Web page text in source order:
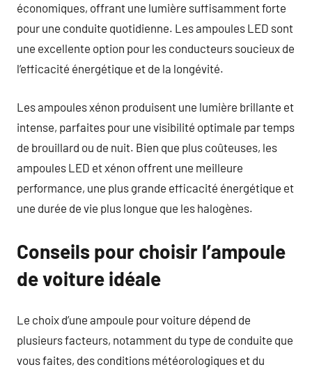
économiques, offrant une lumière suffisamment forte
pour une conduite quotidienne. Les ampoules LED sont
une excellente option pour les conducteurs soucieux de
l’efficacité énergétique et de la longévité.
Les ampoules xénon produisent une lumière brillante et
intense, parfaites pour une visibilité optimale par temps
de brouillard ou de nuit. Bien que plus coûteuses, les
ampoules LED et xénon offrent une meilleure
performance, une plus grande efficacité énergétique et
une durée de vie plus longue que les halogènes.
Conseils pour choisir l’ampoule
de voiture idéale
Le choix d’une ampoule pour voiture dépend de
plusieurs facteurs, notamment du type de conduite que
vous faites, des conditions météorologiques et du